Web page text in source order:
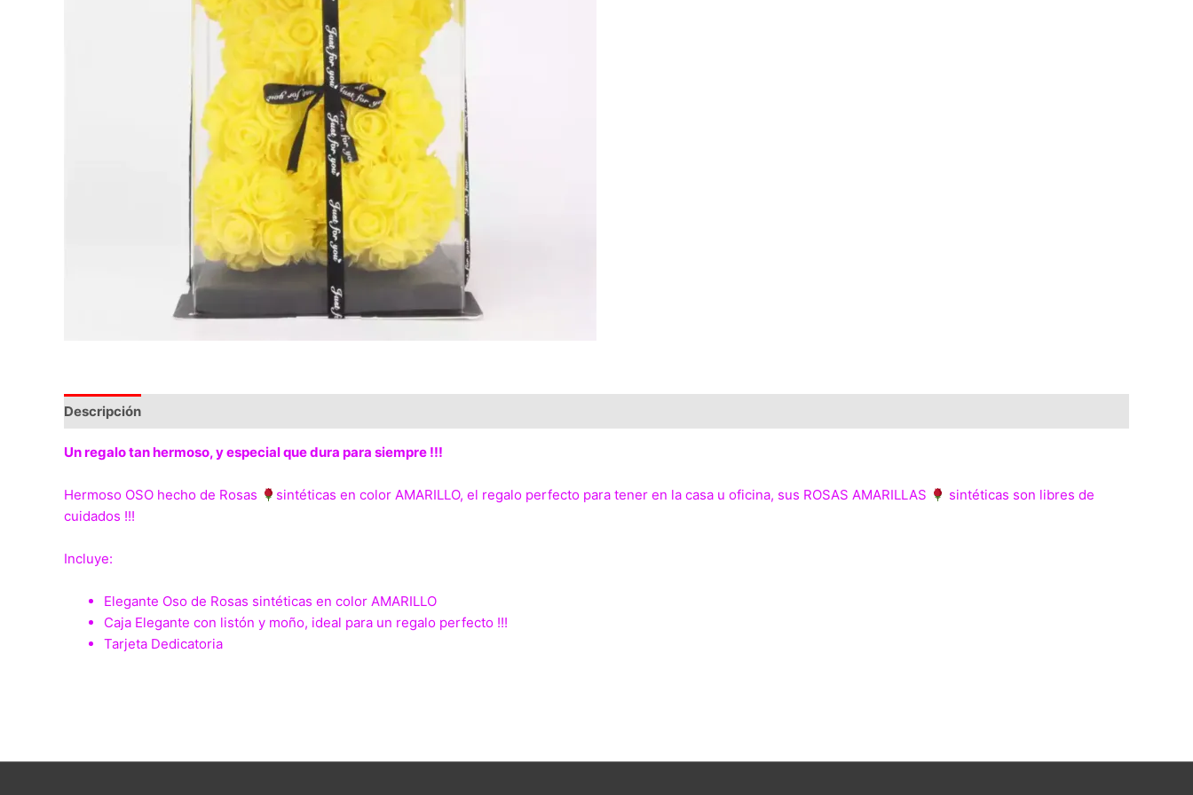
Descripción
Un regalo tan hermoso, y especial que dura para siempre !!!
Hermoso OSO hecho de Rosas sintéticas en color AMARILLO, el regalo perfecto para tener en la casa u oficina, sus ROSAS AMARILLAS
sintéticas son libres de
cuidados !!!
Incluye:
Elegante Oso de Rosas sintéticas en color AMARILLO
Caja Elegante con listón y moño, ideal para un regalo perfecto !!!
Tarjeta Dedicatoria